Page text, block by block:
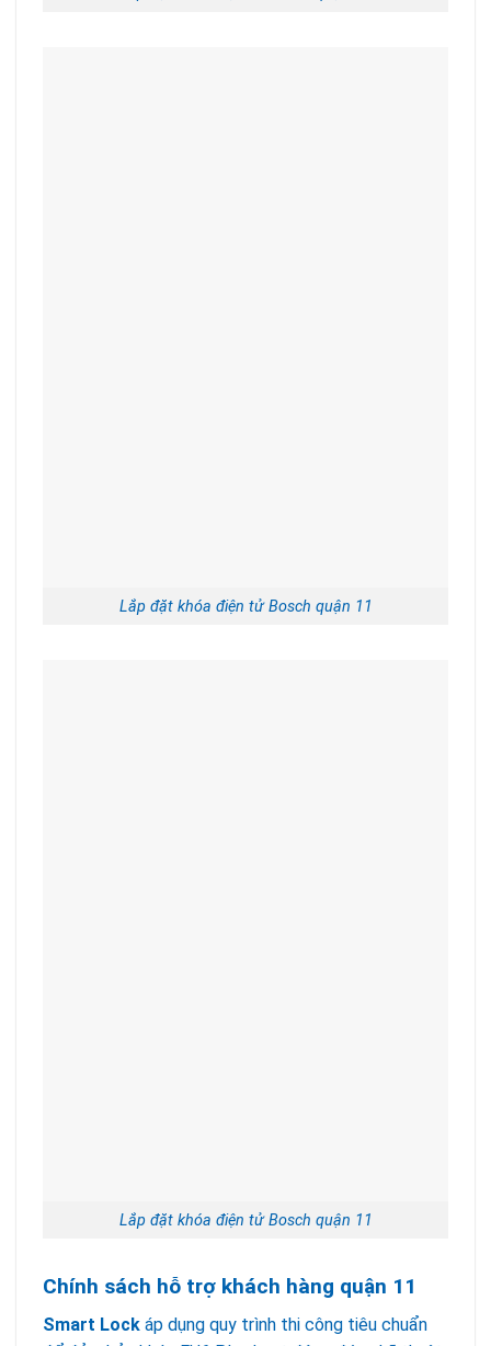
Lắp đặt khóa điện tử Bosch quận 11
Lắp đặt khóa điện tử Bosch quận 11
Chính sách hỗ trợ khách hàng quận 11
Smart Lock áp dụng quy trình thi công tiêu chuẩn